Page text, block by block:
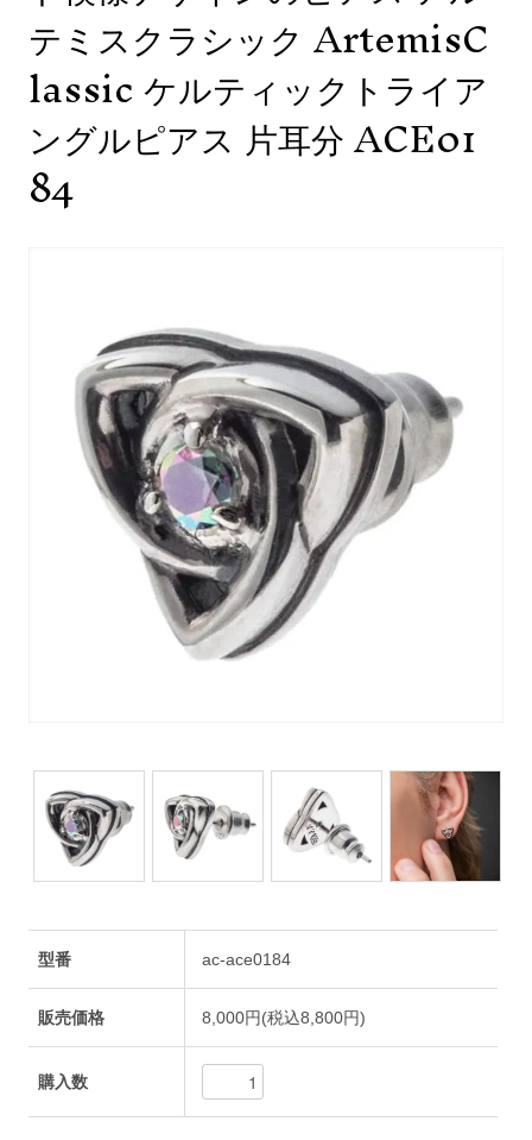
テミスクラシック ArtemisC
lassic ケルティックトライア
ングルピアス 片耳分 ACE01
84
型番 ac-ace0184
販売価格 8,000円(税込8,800円)
購入数